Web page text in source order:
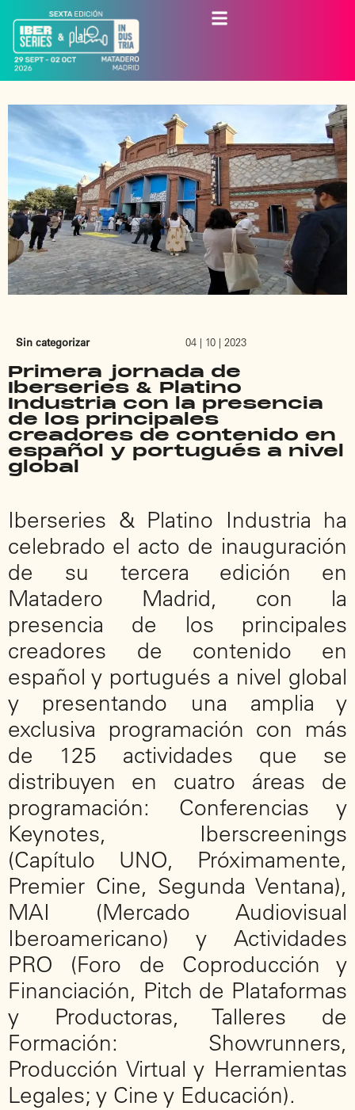
Sin categorizar 04 | 10 | 2023
Primera jornada de
Iberseries & Platino
Industria con la presencia
de los principales
creadores de contenido en
español y portugués a nivel
global
Iberseries & Platino Industria ha
celebrado el acto de inauguración
de su tercera edición en
Matadero Madrid, con la
presencia de los principales
creadores de contenido en
español y portugués a nivel global
y presentando una amplia y
exclusiva programación con más
de 125 actividades que se
distribuyen en cuatro áreas de
programación: Conferencias y
Keynotes, Iberscreenings
(Capítulo UNO, Próximamente,
Premier Cine, Segunda Ventana),
MAI (Mercado Audiovisual
Iberoamericano) y Actividades
PRO (Foro de Coproducción y
Financiación, Pitch de Plataformas
y Productoras, Talleres de
Formación: Showrunners,
Producción Virtual y Herramientas
Legales; y Cine y Educación).